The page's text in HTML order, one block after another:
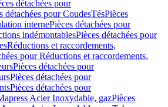
détachées pour
détachées pour CoudesTésPièces
internePièces détachées pour
indémontablesPièces détachées pour
Réductions et raccordements,
pour Réductions et raccordements,
Pièces détachées pour
Pièces détachées pour
Pièces détachées pour
Acier Inoxydable, gazPièces